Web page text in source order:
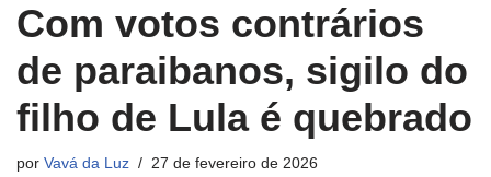
Com votos contrários
de paraibanos, sigilo do
filho de Lula é quebrado
por Vavá da Luz 27 de fevereiro de 2026